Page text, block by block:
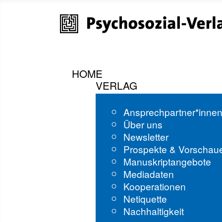
HOME
VERLAG
Über uns
Newsletter
Prospekte &
Manuskriptangebote
Mediadaten
Kooperationen
Netiquette
Nachhaltigkeit